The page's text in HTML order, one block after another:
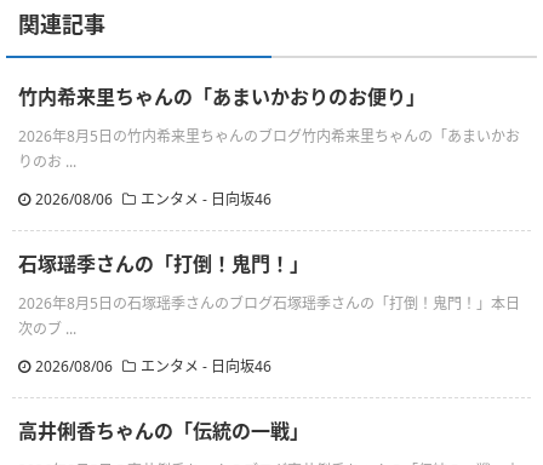
関連記事
竹内希来里ちゃんの「あまいかおりのお便り」
2026年8月5日の竹内希来里ちゃんのブログ竹内希来里ちゃんの「あまいかお
りのお ...
2026/08/06
エンタメ - 日向坂46
石塚瑶季さんの「打倒！鬼門！」
2026年8月5日の石塚瑶季さんのブログ石塚瑶季さんの「打倒！鬼門！」本日
次のブ ...
2026/08/06
エンタメ - 日向坂46
高井俐香ちゃんの「伝統の一戦」